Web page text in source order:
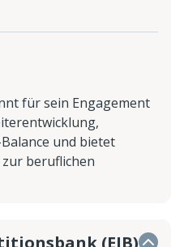
für sein Engagement
und bietet
beruflichen
(EIB)